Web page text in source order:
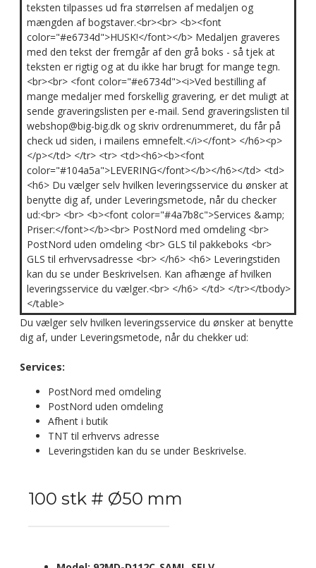
teksten tilpasses ud fra størrelsen af medaljen og
mængden af bogstaver.<br><br> <b><font
color="#e6734d">HUSK!</font></b> Medaljen graveres
med den tekst der fremgår af den grå boks - så tjek at
teksten er rigtig og at du ikke har brugt for mange tegn.
<br><br> <font color="#e6734d"><i>Ved bestilling af
mange medaljer med forskellig gravering, er det muligt at
sende graveringslisten per e-mail. Send graveringslisten til
webshop@big-big.dk og skriv ordrenummeret, du får på
check ud siden, i mailens emnefelt.</i></font> </h6><p>
</p></td> </tr> <tr> <td><h6><b><font
color="#104a5a">LEVERING</font></b></h6></td> <td>
<h6> Du vælger selv hvilken leveringsservice du ønsker at
benytte dig af, under Leveringsmetode, når du checker
ud:<br> <br> <b><font color="#4a7b8c">Services &amp;
Priser:</font></b><br> PostNord med omdeling <br>
PostNord uden omdeling <br> GLS til pakkeboks <br>
GLS til erhvervsadresse <br> </h6> <h6> Leveringstiden
kan du se under Beskrivelsen. Kan afhænge af hvilken
leveringsservice du vælger.<br> </h6> </td> </tr></tbody>
</table>
Du vælger selv hvilken leveringsservice du ønsker at benytte
dig af, under Leveringsmetode, når du chekker ud:
Services:
PostNord med omdeling
PostNord uden omdeling
Afhent i butik
TNT til erhvervs adresse
Leveringstiden kan du se under Beskrivelse.
100 stk # Ø50 mm